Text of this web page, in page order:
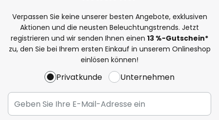
Verpassen Sie keine unserer besten Angebote, exklusiven
Aktionen und die neusten Beleuchtungstrends. Jetzt
registrieren und wir senden Ihnen einen 13 %-Gutschein*
zu, den Sie bei Ihrem ersten Einkauf in unserem Onlineshop
einlösen können!
Privatkunde Unternehmen